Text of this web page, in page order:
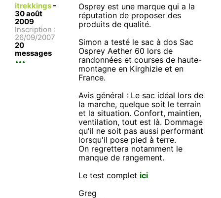
itrekkings -
30 août
2009
Inscription :
26/09/2007
20
messages
Osprey est une marque qui a la
réputation de proposer des
produits de qualité.
Simon a testé le sac à dos Sac
Osprey Aether 60 lors de
randonnées et courses de haute-
montagne en Kirghizie et en
France.
Avis général : Le sac idéal lors de
la marche, quelque soit le terrain
et la situation. Confort, maintien,
ventilation, tout est là. Dommage
qu'il ne soit pas aussi performant
lorsqu'il pose pied à terre.
On regrettera notamment le
manque de rangement.
Le test complet ici
Greg